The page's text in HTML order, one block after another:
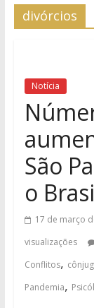
divórcios
Notícia
São
o
17 de março
visualizações
Conflitos,
Pandemia,